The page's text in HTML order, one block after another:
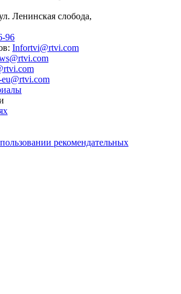
Ленинская слобода,
96
Infortvi@rtvi.com
eu@rtvi.com
рекомендательных